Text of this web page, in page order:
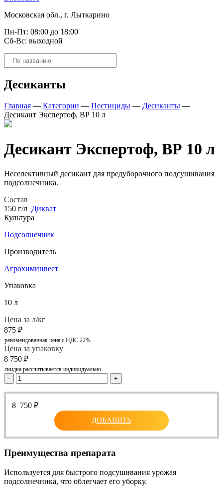
Московская обл., г. Лыткарино
Пн-Пт: 08:00 до 18:00
Сб-Вс: выходной
Поиск
товаров
Десиканты
Главная — Категории — Пестициды — Десиканты —
Десикант Экспертоф, ВР 10 л
Десикант Экспертоф, ВР 10 л
Неселективный десикант для предуборочного подсушивания
подсолнечника.
Состав
150 г/л Дикват
Культура
Подсолнечник
Производитель
Агрохиминвест
Упаковка
10 л
Цена за л/кг
875 ₽
рекомендованная цена с НДС 22%
Цена за упаковку
8 750 ₽
скидка рассчитывается индивидуально
- +
8 750 ₽
ДОБАВИТЬ
Преимущества препарата
Используется для быстрого подсушивания урожая
подсолнечника, что облегчает его уборку.